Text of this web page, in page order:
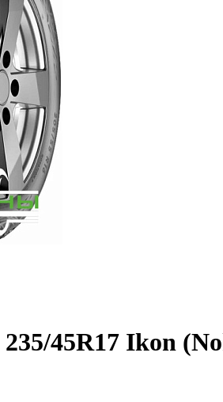
235/45R17 Ikon